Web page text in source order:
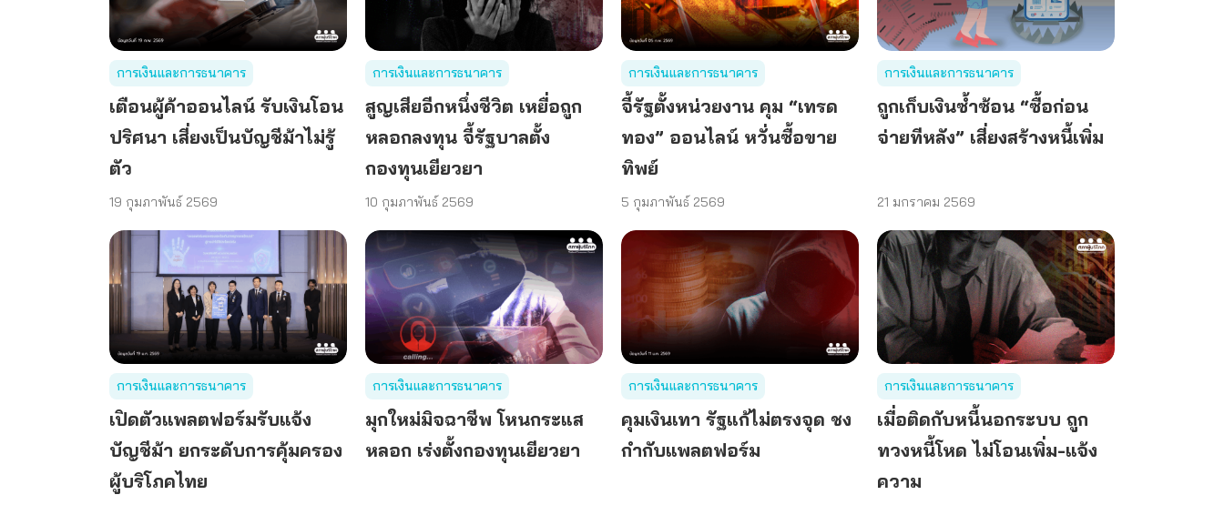
การเงินและการธนาคาร
เตือนผู้ค้าออนไลน์ รับเงินโอน
ปริศนา เสี่ยงเป็นบัญชีม้าไม่รู้
ตัว
19 กุมภาพันธ์ 2569
การเงินและการธนาคาร
สูญเสียอีกหนึ่งชีวิต เหยื่อถูก
หลอกลงทุน จี้รัฐบาลตั้ง
กองทุนเยียวยา
10 กุมภาพันธ์ 2569
การเงินและการธนาคาร
จี้รัฐตั้งหน่วยงาน คุม “เทรด
ทอง” ออนไลน์ หวั่นซื้อขาย
ทิพย์
5 กุมภาพันธ์ 2569
การเงินและการธนาคาร
ถูกเก็บเงินซ้ำซ้อน “ซื้อก่อน
จ่ายทีหลัง” เสี่ยงสร้างหนี้เพิ่ม
21 มกราคม 2569
การเงินและการธนาคาร
เปิดตัวแพลตฟอร์มรับแจ้ง
บัญชีม้า ยกระดับการคุ้มครอง
ผู้บริโภคไทย
การเงินและการธนาคาร
มุกใหม่มิจฉาชีพ โหนกระแส
หลอก เร่งตั้งกองทุนเยียวยา
การเงินและการธนาคาร
คุมเงินเทา รัฐแก้ไม่ตรงจุด ชง
กำกับแพลตฟอร์ม
การเงินและการธนาคาร
เมื่อติดกับหนี้นอกระบบ ถูก
ทวงหนี้โหด ไม่โอนเพิ่ม-แจ้ง
ความ